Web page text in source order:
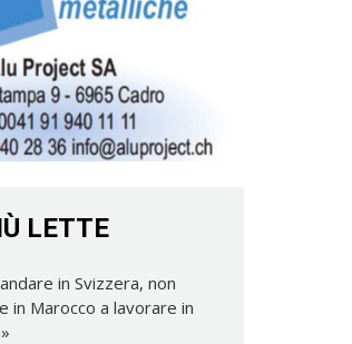
LETTE
in Svizzera, non
in Marocco a lavorare in